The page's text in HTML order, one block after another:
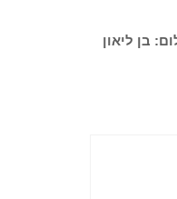
בן ליאון